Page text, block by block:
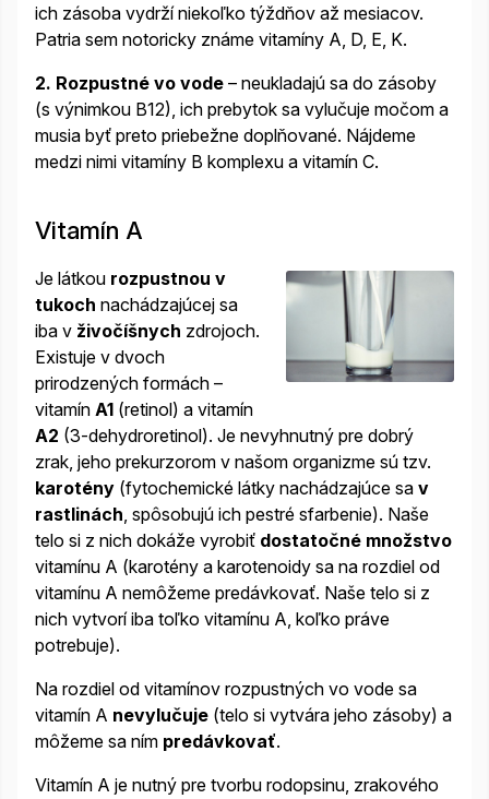
ich zásoba vydrží niekoľko týždňov až mesiacov.
Patria sem notoricky známe vitamíny A, D, E, K.
2. Rozpustné vo vode – neukladajú sa do zásoby
(s výnimkou B12), ich prebytok sa vylučuje močom a
musia byť preto priebežne doplňované. Nájdeme
medzi nimi vitamíny B komplexu a vitamín C.
Vitamín A
Je látkou rozpustnou v
tukoch nachádzajúcej sa
iba v živočíšnych zdrojoch.
Existuje v dvoch
prirodzených formách –
vitamín A1 (retinol) a vitamín
A2 (3-dehydroretinol). Je nevyhnutný pre dobrý
zrak, jeho prekurzorom v našom organizme sú tzv.
karotény (fytochemické látky nachádzajúce sa v
rastlinách , spôsobujú ich pestré sfarbenie). Naše
telo si z nich dokáže vyrobiť dostatočné množstvo
vitamínu A (karotény a karotenoidy sa na rozdiel od
vitamínu A nemôžeme predávkovať. Naše telo si z
nich vytvorí iba toľko vitamínu A, koľko práve
potrebuje).
Na rozdiel od vitamínov rozpustných vo vode sa
vitamín A nevylučuje (telo si vytvára jeho zásoby) a
môžeme sa ním predávkovať.
Vitamín A je nutný pre tvorbu rodopsinu, zrakového